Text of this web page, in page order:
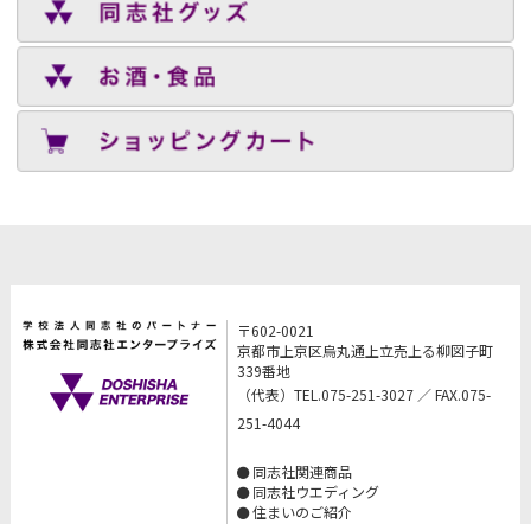
〒602-0021
京都市上京区烏丸通上立売上る柳図子町
339番地
（代表）TEL.075-251-3027 ／ FAX.075-
251-4044
同志社関連商品
同志社ウエディング
住まいのご紹介